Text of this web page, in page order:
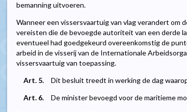
bemanning uitvoeren.
Wanneer een vissersvaartuig van vlag verandert om
vereisten die de bevoegde autoriteit van een derde
eventueel had goedgekeurd overeenkomstig de
arbeid in de visserij van de Internationale
vissersvaartuig van toepassing.
Art. 5.
Dit besluit treedt in werking de dag
Art. 6.
De minister bevoegd voor de maritieme